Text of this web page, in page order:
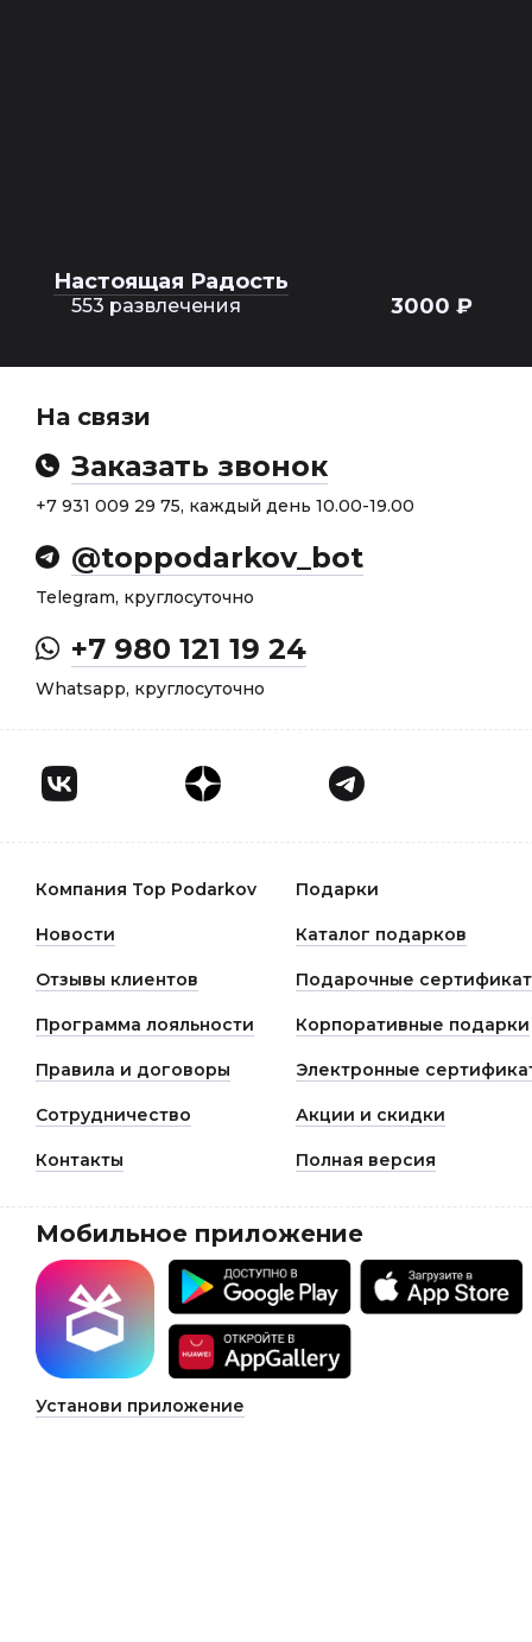
Настоящая Радость
553 развлечения 3000 ₽
На связи
Заказать звонок
+7 931 009 29 75, каждый день 10.00-19.00
@toppodarkov_bot
Telegram, круглосуточно
+7 980 121 19 24
Whatsapp, круглосуточно
Компания Top Podarkov Подарки
Новости Каталог подарков
Отзывы клиентов Подарочные
Программа лояльности Корпоративные подарки
Правила и договоры Электронные
Сотрудничество Акции и скидки
Контакты Полная версия
Мобильное приложение
Установи приложение